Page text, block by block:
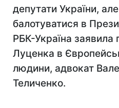
депутати України,
балотуватися в
РБК-Україна заявила
Луценка в
людини, адвокат
Теличенко.